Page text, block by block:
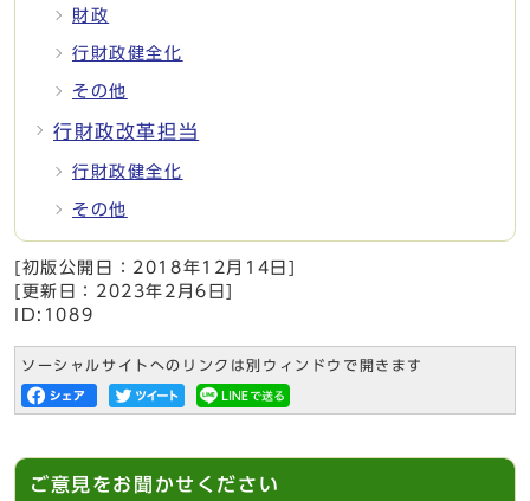
財政
行財政健全化
その他
行財政改革担当
行財政健全化
その他
[初版公開日： 2018年12月14日
[更新日： 2023年2月6日
ID:1089
ソーシャルサイトへのリンクは別ウィンドウで開きます
ご意見をお聞かせください